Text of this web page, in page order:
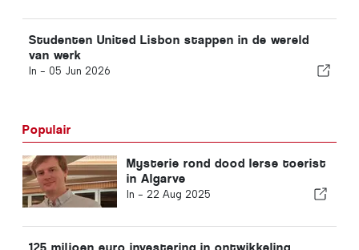
Studenten United Lisbon stappen in de wereld
van werk
In - 05 Jun 2026
Populair
Mysterie rond dood Ierse toerist
in Algarve
In - 22 Aug 2025